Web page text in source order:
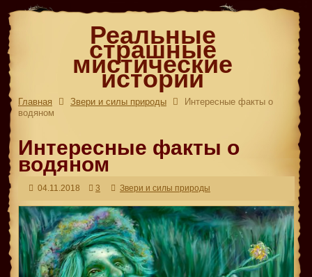
Реальные
страшные
мистические
истории
Главная Звери и силы природы
Интересные факты о
водяном
Интересные факты о
водяном
04.11.2018 3 Звери и силы природы